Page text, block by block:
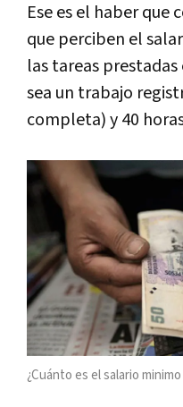
Ese es el haber
que perciben el
las tareas
sea un trabajo
completa) y 40
¿Cuánto es el salario